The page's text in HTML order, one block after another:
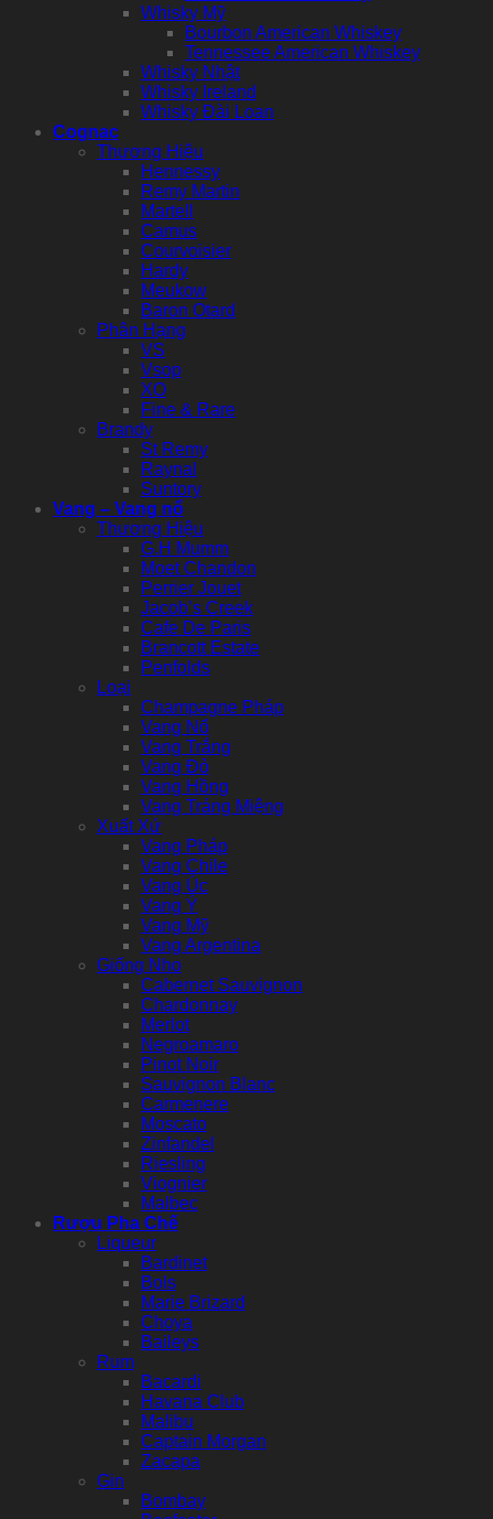
Whisky Mỹ
Bourbon American Whiskey
Tennessee American Whiskey
Whisky Nhật
Whisky Ireland
Whisky Đài Loan
Cognac
Thương Hiệu
Hennessy
Remy Martin
Martell
Camus
Courvoisier
Hardy
Meukow
Baron Otard
Phân Hạng
VS
Vsop
XO
Fine & Rare
Brandy
St Remy
Raynal
Suntory
Vang – Vang nổ
Thương Hiệu
G.H Mumm
Moet Chandon
Perrier Jouet
Jacob’s Creek
Cafe De Paris
Brancott Estate
Penfolds
Loại
Champagne Pháp
Vang Nổ
Vang Trắng
Vang Đỏ
Vang Hồng
Vang Tráng Miệng
Xuất Xứ
Vang Pháp
Vang Chile
Vang Úc
Vang Ý
Vang Mỹ
Vang Argentina
Giống Nho
Cabernet Sauvignon
Chardonnay
Merlot
Negroamaro
Pinot Noir
Sauvignon Blanc
Carmenere
Moscato
Zinfandel
Riesling
Viognier
Malbec
Rượu Pha Chế
Liqueur
Bardinet
Bols
Marie Brizard
Choya
Baileys
Rum
Bacardi
Havana Club
Malibu
Captain Morgan
Zacapa
Gin
Bombay